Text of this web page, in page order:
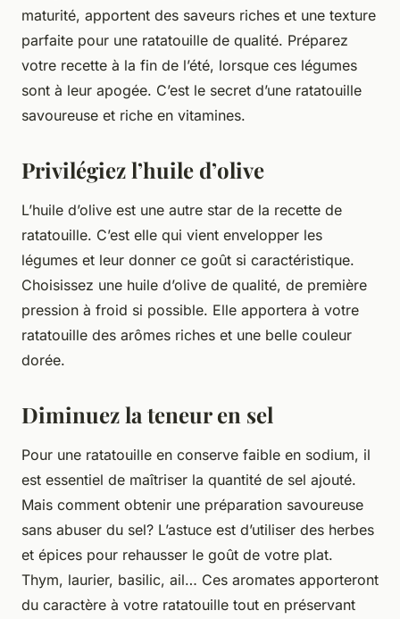
maturité, apportent des saveurs riches et une texture
parfaite pour une ratatouille de qualité. Préparez
votre recette à la fin de l’été, lorsque ces légumes
sont à leur apogée. C’est le secret d’une ratatouille
savoureuse et riche en vitamines.
Privilégiez l’huile d’olive
L’huile d’olive est une autre star de la recette de
ratatouille. C’est elle qui vient envelopper les
légumes et leur donner ce goût si caractéristique.
Choisissez une huile d’olive de qualité, de première
pression à froid si possible. Elle apportera à votre
ratatouille des arômes riches et une belle couleur
dorée.
Diminuez la teneur en sel
Pour une ratatouille en conserve faible en sodium, il
est essentiel de maîtriser la quantité de sel ajouté.
Mais comment obtenir une préparation savoureuse
sans abuser du sel? L’astuce est d’utiliser des herbes
et épices pour rehausser le goût de votre plat.
Thym, laurier, basilic, ail… Ces aromates apporteront
du caractère à votre ratatouille tout en préservant